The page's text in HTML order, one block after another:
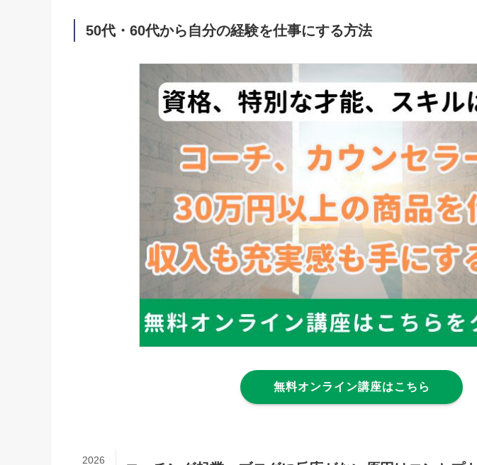
50代・60代から自分の経験を仕事にする方法
無料オンライン講座はこちら
2026